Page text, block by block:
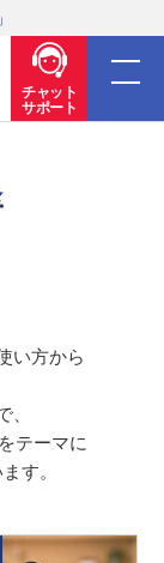
チャット
サポート
い方から
テーマに
す。